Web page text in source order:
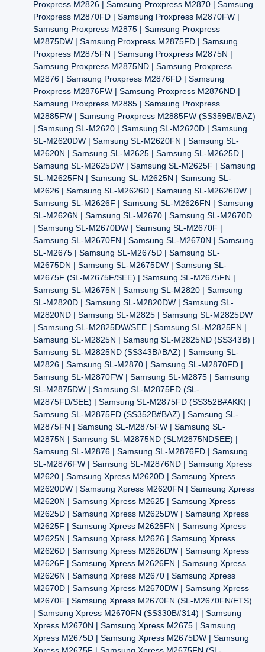
Proxpress M2826 | Samsung Proxpress M2870 | Samsung
Proxpress M2870FD | Samsung Proxpress M2870FW |
Samsung Proxpress M2875 | Samsung Proxpress
M2875DW | Samsung Proxpress M2875FD | Samsung
Proxpress M2875FN | Samsung Proxpress M2875N |
Samsung Proxpress M2875ND | Samsung Proxpress
M2876 | Samsung Proxpress M2876FD | Samsung
Proxpress M2876FW | Samsung Proxpress M2876ND |
Samsung Proxpress M2885 | Samsung Proxpress
M2885FW | Samsung Proxpress M2885FW (SS359B#BAZ)
| Samsung SL-M2620 | Samsung SL-M2620D | Samsung
SL-M2620DW | Samsung SL-M2620FN | Samsung SL-
M2620N | Samsung SL-M2625 | Samsung SL-M2625D |
Samsung SL-M2625DW | Samsung SL-M2625F | Samsung
SL-M2625FN | Samsung SL-M2625N | Samsung SL-
M2626 | Samsung SL-M2626D | Samsung SL-M2626DW |
Samsung SL-M2626F | Samsung SL-M2626FN | Samsung
SL-M2626N | Samsung SL-M2670 | Samsung SL-M2670D
| Samsung SL-M2670DW | Samsung SL-M2670F |
Samsung SL-M2670FN | Samsung SL-M2670N | Samsung
SL-M2675 | Samsung SL-M2675D | Samsung SL-
M2675DN | Samsung SL-M2675DW | Samsung SL-
M2675F (SL-M2675F/SEE) | Samsung SL-M2675FN |
Samsung SL-M2675N | Samsung SL-M2820 | Samsung
SL-M2820D | Samsung SL-M2820DW | Samsung SL-
M2820ND | Samsung SL-M2825 | Samsung SL-M2825DW
| Samsung SL-M2825DW/SEE | Samsung SL-M2825FN |
Samsung SL-M2825N | Samsung SL-M2825ND (SS343B) |
Samsung SL-M2825ND (SS343B#BAZ) | Samsung SL-
M2826 | Samsung SL-M2870 | Samsung SL-M2870FD |
Samsung SL-M2870FW | Samsung SL-M2875 | Samsung
SL-M2875DW | Samsung SL-M2875FD (SL-
M2875FD/SEE) | Samsung SL-M2875FD (SS352B#AKK) |
Samsung SL-M2875FD (SS352B#BAZ) | Samsung SL-
M2875FN | Samsung SL-M2875FW | Samsung SL-
M2875N | Samsung SL-M2875ND (SLM2875NDSEE) |
Samsung SL-M2876 | Samsung SL-M2876FD | Samsung
SL-M2876FW | Samsung SL-M2876ND | Samsung Xpress
M2620 | Samsung Xpress M2620D | Samsung Xpress
M2620DW | Samsung Xpress M2620FN | Samsung Xpress
M2620N | Samsung Xpress M2625 | Samsung Xpress
M2625D | Samsung Xpress M2625DW | Samsung Xpress
M2625F | Samsung Xpress M2625FN | Samsung Xpress
M2625N | Samsung Xpress M2626 | Samsung Xpress
M2626D | Samsung Xpress M2626DW | Samsung Xpress
M2626F | Samsung Xpress M2626FN | Samsung Xpress
M2626N | Samsung Xpress M2670 | Samsung Xpress
M2670D | Samsung Xpress M2670DW | Samsung Xpress
M2670F | Samsung Xpress M2670FN (SL-M2670FN/ETS)
| Samsung Xpress M2670FN (SS330B#314) | Samsung
Xpress M2670N | Samsung Xpress M2675 | Samsung
Xpress M2675D | Samsung Xpress M2675DW | Samsung
Xpress M2675F | Samsung Xpress M2675FN (SL-